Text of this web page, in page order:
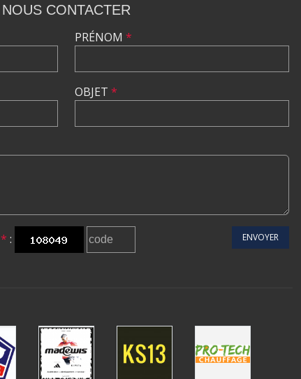
NOUS CONTACTER
PRÉNOM *
OBJET *
* : ENVOYER